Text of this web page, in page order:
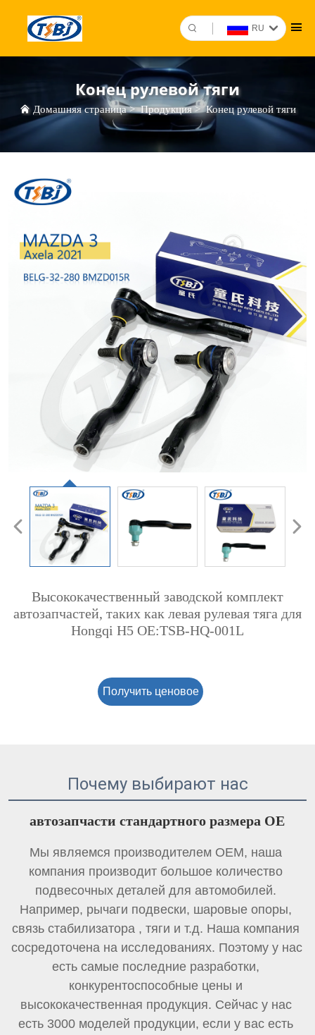
RU
Конец рулевой тяги
Домашняя страница>Продукция>Конец рулевой тяги
Высококачественный заводской комплект
автозапчастей, таких как левая рулевая тяга для
Hongqi H5 ОЕ:TSB-HQ-001L
Получить ценовое
Почему выбирают нас
автозапчасти стандартного размера OE
Мы являемся производителем OEM, наша
компания производит большое количество
подвесочных деталей для автомобилей.
связь стабилизатора , тяги и т.д. Наша компания
сосредоточена на исследованиях. Поэтому у нас
есть самые последние разработки,
конкурентоспособные цены и
высококачественная продукция. Сейчас у нас
есть 3000 моделей продукции, если у вас есть